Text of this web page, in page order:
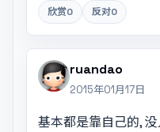
欣赏0 反对0
ruandao
2015年01月17日
基本都是靠自己的,